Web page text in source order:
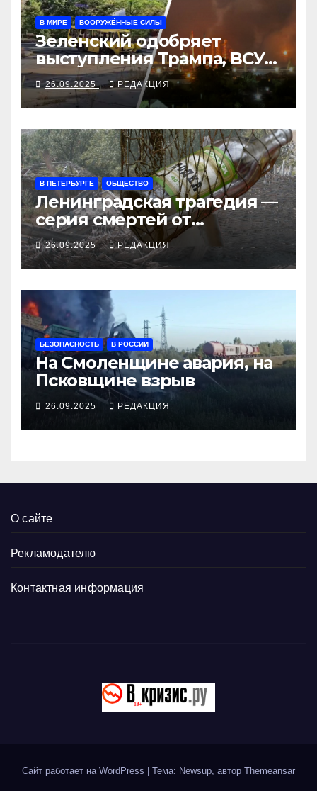
В МИРЕ ВООРУЖЁННЫЕ СИЛЫ
Зеленский одобряет
выступления Трампа, ВСУ
закрыли Добропольский
рубеж
26.09.2025 РЕДАКЦИЯ
В ПЕТЕРБУРГЕ ОБЩЕСТВО
Ленинградская трагедия —
серия смертей от
алкосуррогата
26.09.2025 РЕДАКЦИЯ
БЕЗОПАСНОСТЬ В РОССИИ
На Смоленщине авария, на
Псковщине взрыв
26.09.2025 РЕДАКЦИЯ
О сайте
Рекламодателю
Контактная информация
Сайт работает на WordPress Тема: Newsup, автор Themeansar